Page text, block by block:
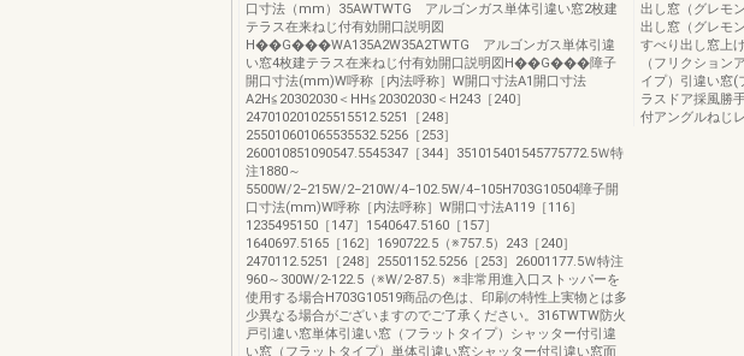
口寸法（mm）35AWTWTG アルゴンガス単体引違い窓2枚建
テラス在来ねじ付有効開口説明図
H��G���WA135A2W35A2TWTG アルゴンガス単体引違
い窓4枚建テラス在来ねじ付有効開口説明図H��G���障子
開口寸法(mm)W呼称［内法呼称］W開口寸法A1開口寸法
A2H≦20302030＜HH≦20302030＜H243［240］
247010201025515512.5251［248］
255010601065535532.5256［253］
260010851090547.5545347［344］351015401545775772.5Ｗ特
注1880～
5500W/2−215W/2−210W/4−102.5W/4−105H703G10504障子開
口寸法(mm)W呼称［内法呼称］W開口寸法A119［116］
1235495150［147］1540647.5160［157］
1640697.5165［162］1690722.5（※757.5）243［240］
2470112.5251［248］25501152.5256［253］26001177.5Ｗ特注
960～300W/2-122.5（※W/2-87.5）※非常用進入口ストッパーを
使用する場合H703G10519商品の色は、印刷の特性上実物とは多
少異なる場合がございますのでご了承ください。316TWTW防火
戸引違い窓単体引違い窓（フラットタイプ）シャッター付引違
い窓（フラットタイプ）単体引違い窓シャッター付引違い窓面
出し窓（グレモ
出し窓（グレモ
すべり出し窓上
（フリクション
イプ）引違い窓(
ラスドア採風勝
付アングルねじ